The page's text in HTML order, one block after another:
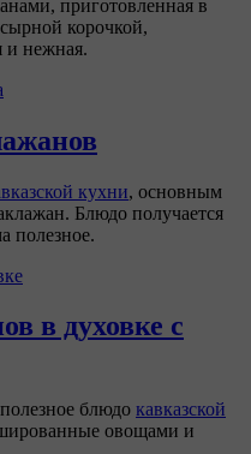
приготовленная в
корочкой,
и нежная.
кухни, основным
Блюдо получается
полезное.
в духовке с
блюдо кавказской
овощами и